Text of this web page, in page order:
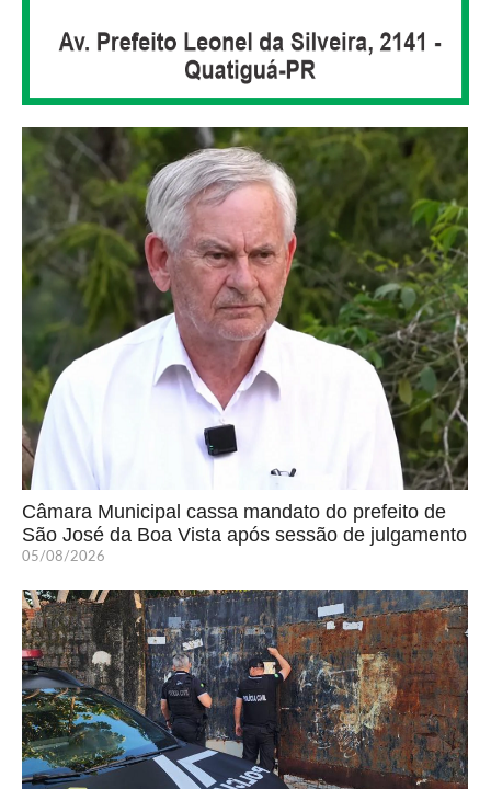
Câmara Municipal cassa mandato do prefeito de
São José da Boa Vista após sessão de julgamento
05/08/2026